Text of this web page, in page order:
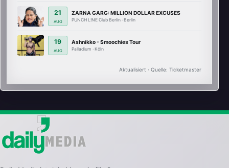
21
AUG
ZARNA GARG: MILLION DOLLAR EXCUSES
PUNCH L!NE Club Berlin · Berlin
19
AUG
Ashnikko - Smoochies Tour
Palladium · Köln
Aktualisiert · Quelle: Ticketmaster